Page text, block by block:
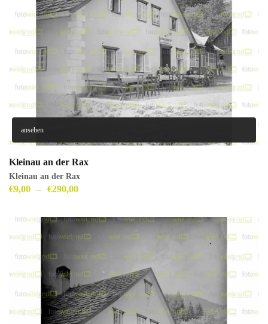
ansehen
Kleinau an der Rax
Kleinau an der Rax
€9,00 – €290,00